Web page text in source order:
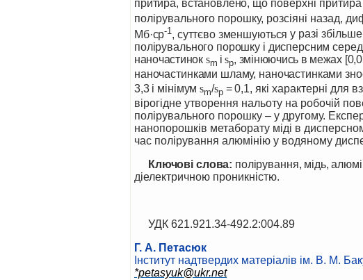
притира, встановлено, що поверхні
полірувального порошку, розсіяні назад,
Мб·ср-1 , суттєво зменшуються у разі
полірувального порошку і дисперсним
наночастинок sm іsp, змінюючись в межах
наночастинками шламу, наночастинками
3,3 і мінімумsm/sp= 0,1, які характерні для
вірогідне утворення нальоту на робочій
полірувального порошку – у другому.
нанопорошків метаборату міді в
час полірування алюмінію у водяному
Ключові слова: полірування, мідь,
діелектричною проникністю.
УДК 621.921.34-492.2:004.89
Г. А. Петасюк
Інститут надтвердих матеріалів ім. В. М.
*petasyuk@ukr.net